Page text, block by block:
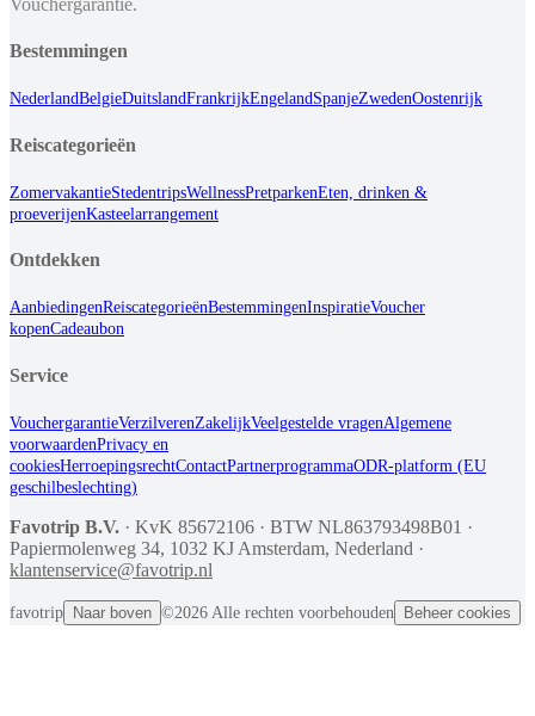
Bestemmingen
NederlandBelgieDuitslandFrankrijkEngelandSpanjeZwedenOostenrijk
Reiscategorieën
ZomervakantieStedentripsWellnessPretparkenEten, drinken &
proeverijenKasteelarrangement
Ontdekken
AanbiedingenReiscategorieënBestemmingenInspiratieVoucher
kopenCadeaubon
Service
VouchergarantieVerzilverenZakelijkVeelgestelde vragenAlgemene
voorwaardenPrivacy en
cookiesHerroepingsrechtContactPartnerprogrammaODR-platform (EU
geschilbeslechting)
Favotrip B.V. · KvK 85672106 · BTW NL863793498B01 ·
Papiermolenweg 34, 1032 KJ Amsterdam, Nederland ·
klantenservice@favotrip.nl
favotrip Naar boven ©2026 Alle rechten voorbehouden Beheer cookies